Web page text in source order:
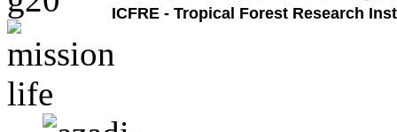
ICFRE - Tropical Forest Research